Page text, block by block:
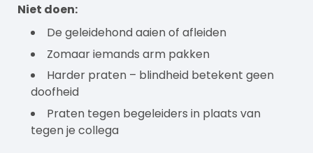
Niet doen:
De geleidehond aaien of afleiden
Zomaar iemands arm pakken
Harder praten – blindheid betekent geen
doofheid
Praten tegen begeleiders in plaats van
tegen je collega